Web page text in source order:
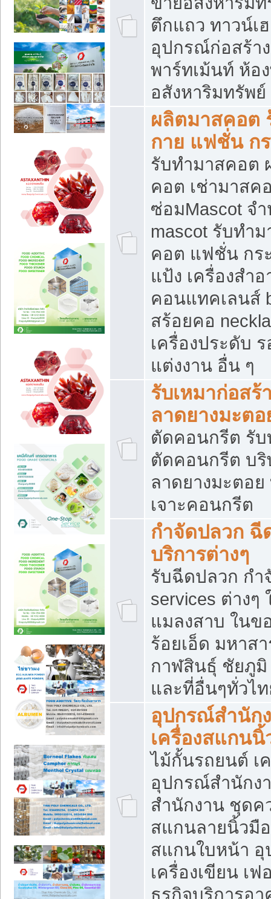
ตึกแถว ทาวน์เ
อุปกรณ์ก่อสร้า
พาร์ทเม้นท์ ห้อ
อสังหาริมทรัพ
ผลิตมาสคอต
กาย แฟชั่น กร
รับทำมาสคอต
คอต เช่ามาสค
ซ่อมMascot จ
mascot รับทำ
คอต แฟชั่น กระ
แป้ง เครื่องสำ
คอนแทคเลนส์
สร้อยคอ
เครื่องประดับ ร
แต่งงาน อื่น ๆ
รับเหมาก่อส
ลาดยางมะต
ตัดคอนกรีต รับ
ตัดคอนกรีต บริ
ลาดยางมะตอ
เจาะคอนกรีต
กำจัดปลวก ฉี
บริการต่างๆ
รับฉีดปลวก กำ
services ต่าง
แมลงสาบ ใน
ร้อยเอ็ด มหาส
กาฬสินธุ์ ชัยภู
และที่อื่นๆทั่วไ
อุปกรณ์สำนัก
เครื่องสแกนนิ้
ไม้กั้นรถยนต์ เ
อุปกรณ์สำนักง
สำนักงาน ชุดค
สแกนลายนิ้วมื
สแกนใบหน้า
เครื่องเขียน เ
ธุรกิจบริการอ